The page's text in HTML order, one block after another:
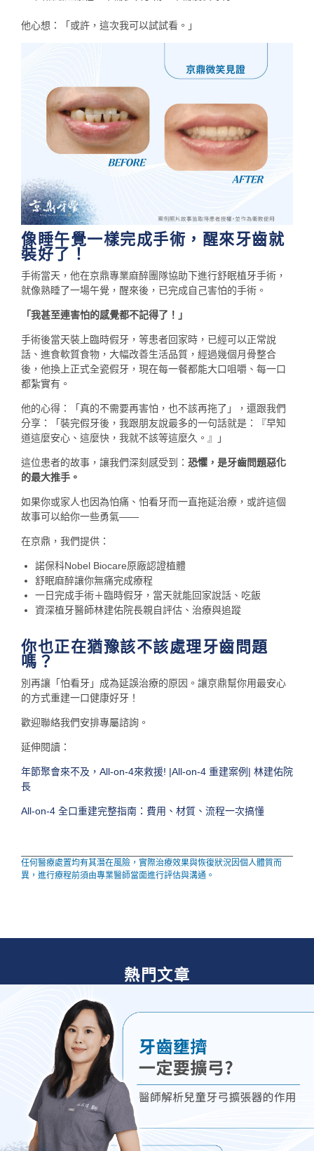
他心想：「或許，這次我可以試試看。」
像睡午覺一樣完成手術，醒來牙齒就
裝好了！
手術當天，他在京鼎專業麻醉團隊協助下進行舒眠植牙手術，
就像熟睡了一場午覺，醒來後，已完成自己害怕的手術。
「我甚至連害怕的感覺都不記得了！」
手術後當天裝上臨時假牙，等患者回家時，已經可以正常說
話、進食軟質食物，大幅改善生活品質，經過幾個月骨整合
後，他換上正式全瓷假牙，現在每一餐都能大口咀嚼、每一口
都紮實有。
他的心得：「真的不需要再害怕，也不該再拖了」，還跟我們
分享：「裝完假牙後，我跟朋友說最多的一句話就是：『早知
道這麼安心、這麼快，我就不該等這麼久。』」
這位患者的故事，讓我們深刻感受到： 恐懼，是牙齒問題惡化
的最大推手。
如果你或家人也因為怕痛、怕看牙而一直拖延治療，或許這個
故事可以給你一些勇氣——
在京鼎，我們提供：
諾保科Nobel Biocare原廠認證植體
舒眠麻醉讓你無痛完成療程
一日完成手術＋臨時假牙，當天就能回家說話、吃飯
資深植牙醫師林建佑院長親自評估、治療與追蹤
你也正在猶豫該不該處理牙齒問題
嗎？
別再讓「怕看牙」成為延誤治療的原因。讓京鼎幫你用最安心
的方式重建一口健康好牙！
歡迎聯絡我們安排專屬諮詢。
延伸閱讀：
年節聚會來不及，All-on-4來救援! |All-on-4 重建案例| 林建佑院
長
All-on-4 全口重建完整指南：費用、材質、流程一次搞懂
任何醫療處置均有其潛在風險，實際治療效果與恢復狀況因個人體質而
異，進行療程前須由專業醫師當面進行評估與溝通。
熱門文章